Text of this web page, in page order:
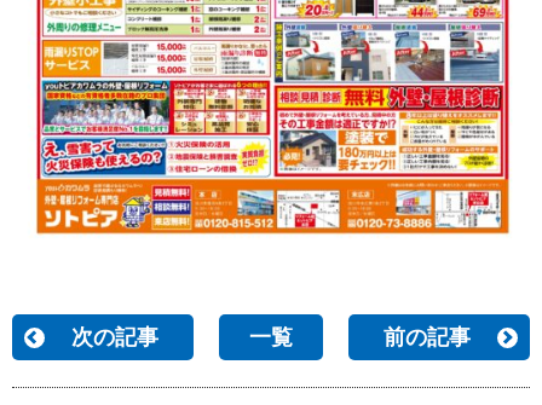
次の記事 一覧 前の記事